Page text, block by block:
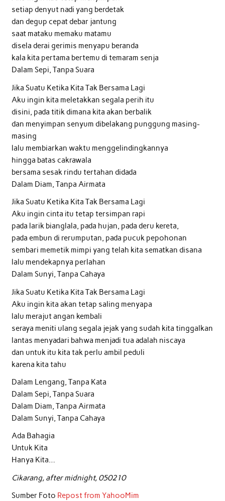
setiap denyut nadi yang berdetak
dan degup cepat debar jantung
saat mataku memaku matamu
disela derai gerimis menyapu beranda
kala kita pertama bertemu di temaram senja
Dalam Sepi, Tanpa Suara
Jika Suatu Ketika Kita Tak Bersama Lagi
Aku ingin kita meletakkan segala perih itu
disini, pada titik dimana kita akan berbalik
dan menyimpan senyum dibelakang punggung masing-
masing
lalu membiarkan waktu menggelindingkannya
hingga batas cakrawala
bersama sesak rindu tertahan didada
Dalam Diam, Tanpa Airmata
Jika Suatu Ketika Kita Tak Bersama Lagi
Aku ingin cinta itu tetap tersimpan rapi
pada larik bianglala, pada hujan, pada deru kereta,
pada embun di rerumputan, pada pucuk pepohonan
sembari memetik mimpi yang telah kita sematkan disana
lalu mendekapnya perlahan
Dalam Sunyi, Tanpa Cahaya
Jika Suatu Ketika Kita Tak Bersama Lagi
Aku ingin kita akan tetap saling menyapa
lalu merajut angan kembali
seraya meniti ulang segala jejak yang sudah kita tinggalkan
lantas menyadari bahwa menjadi tua adalah niscaya
dan untuk itu kita tak perlu ambil peduli
karena kita tahu
Dalam Lengang, Tanpa Kata
Dalam Sepi, Tanpa Suara
Dalam Diam, Tanpa Airmata
Dalam Sunyi, Tanpa Cahaya
Ada Bahagia
Untuk Kita
Hanya Kita…
Cikarang, after midnight, 050210
Sumber Foto Repost from YahooMim